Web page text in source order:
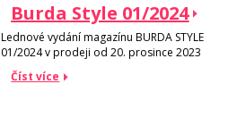
Burda Style 01/2024
Lednové vydání magazínu BURDA STYLE
01/2024 v prodeji od 20. prosince 2023
Číst více